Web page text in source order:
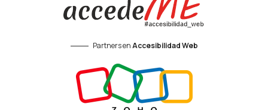
Partners enAccesibilidad Web